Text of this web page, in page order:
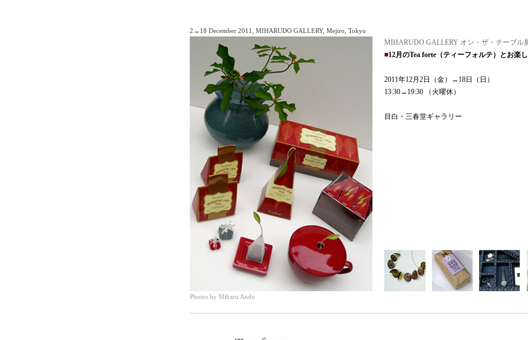
2→18 December 2011, MIHARUDO GALLERY, Mejiro, Tokyo
MIHARUDO GALLERY オン・ザ・テーブル
■12月のTea forte（ティーフォルテ）とお楽
2011年12月2日（金）→18日（日）
13:30→19:30 （火曜休）
目白・三春堂ギャラリー
Photos by Miharu Ando